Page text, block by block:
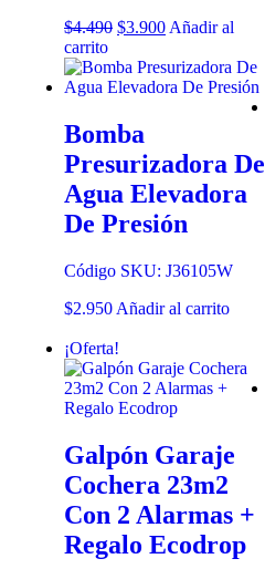
$4.490 $3.900 Añadir al
carrito
Bomba
Presurizadora De
Agua Elevadora
De Presión
Código SKU: J36105W
$2.950 Añadir al carrito
¡Oferta!
Galpón Garaje
Cochera 23m2
Con 2 Alarmas +
Regalo Ecodrop